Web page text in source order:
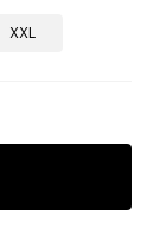
XXL